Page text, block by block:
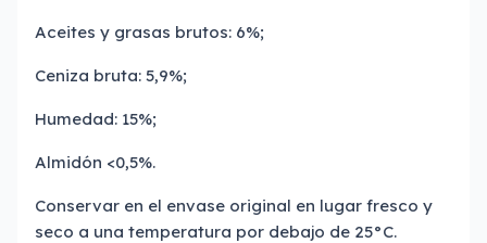
Aceites y grasas brutos: 6%;
Ceniza bruta: 5,9%;
Humedad: 15%;
Almidón <0,5%.
Conservar en el envase original en lugar fresco y
seco a una temperatura por debajo de 25°C.